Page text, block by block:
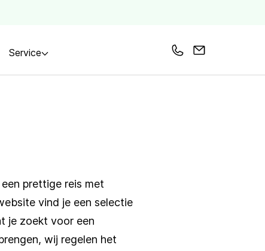
Service Bel onsMail ons
prettige reis met
vind je een selectie
je zoekt voor een
wij regelen het